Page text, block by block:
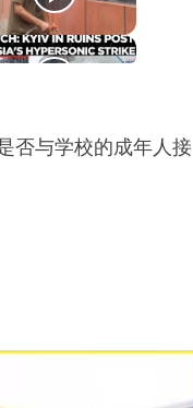
否与学校的成年人接